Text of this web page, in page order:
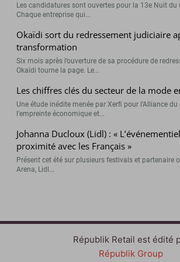
Les candidatures sont ouvertes pour la 13e Nuit du
Chaque entreprise qui...
Okaïdi sort du redressement judiciaire
transformation
Six mois après l’ouverture de sa procédure de
Okaïdi tourne la page. Le...
Les chiffres clés du secteur de la mode
Une étude inédite menée par Xerfi pour l’Alliance
l’empreinte économique et...
Johanna Ducloux (Lidl) : «
proximité avec les Français »
Présent cet été sur plusieurs festivals et partenaire
Arena, Lidl...
Républik Retail est édité
Républik Group